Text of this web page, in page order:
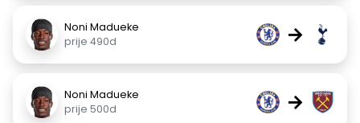
Noni Madueke
prije 490d
→
Noni Madueke
prije 500d
→